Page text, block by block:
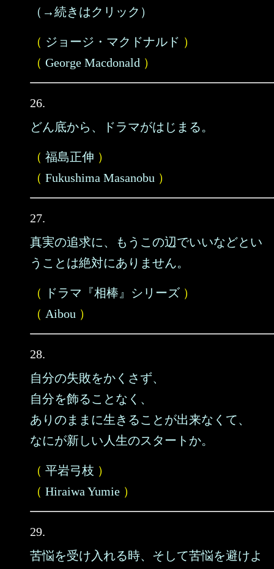
（→続きはクリック）
（ ジョージ・マクドナルド ）
（ George Macdonald ）
26.
どん底から、ドラマがはじまる。
（ 福島正伸 ）
（ Fukushima Masanobu ）
27.
真実の追求に、もうこの辺でいいなどとい
うことは絶対にありません。
（ ドラマ『相棒』シリーズ ）
（ Aibou ）
28.
自分の失敗をかくさず、
自分を飾ることなく、
ありのままに生きることが出来なくて、
なにが新しい人生のスタートか。
（ 平岩弓枝 ）
（ Hiraiwa Yumie ）
29.
苦悩を受け入れる時、そして苦悩を避けよ